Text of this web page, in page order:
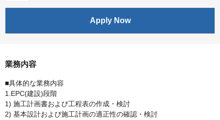
Apply Now
業務内容
■具体的な業務内容
1.EPC(建設)段階
1) 施工計画書および工程表の作成・検討
2) 基本設計および施工計画の適正性の確認・検討